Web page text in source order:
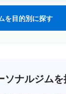
を目的別に探す
ソナルジム